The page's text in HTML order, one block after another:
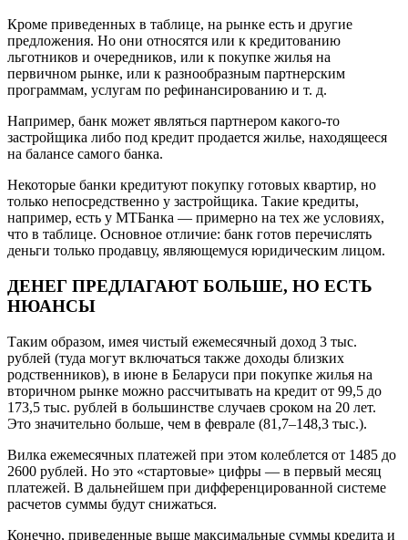
Кроме приведенных в таблице, на рынке есть и другие
предложения. Но они относятся или к кредитованию
льготников и очередников, или к покупке жилья на
первичном рынке, или к разнообразным партнерским
программам, услугам по рефинансированию и т. д.
Например, банк может являться партнером какого-то
застройщика либо под кредит продается жилье, находящееся
на балансе самого банка.
Некоторые банки кредитуют покупку готовых квартир, но
только непосредственно у застройщика. Такие кредиты,
например, есть у МТБанка — примерно на тех же условиях,
что в таблице. Основное отличие: банк готов перечислять
деньги только продавцу, являющемуся юридическим лицом.
ДЕНЕГ ПРЕДЛАГАЮТ БОЛЬШЕ, НО ЕСТЬ
НЮАНСЫ
Таким образом, имея чистый ежемесячный доход 3 тыс.
рублей (туда могут включаться также доходы близких
родственников), в июне в Беларуси при покупке жилья на
вторичном рынке можно рассчитывать на кредит от 99,5 до
173,5 тыс. рублей в большинстве случаев сроком на 20 лет.
Это значительно больше, чем в феврале (81,7–148,3 тыс.).
Вилка ежемесячных платежей при этом колеблется от 1485 до
2600 рублей. Но это «стартовые» цифры — в первый месяц
платежей. В дальнейшем при дифференцированной системе
расчетов суммы будут снижаться.
Конечно, приведенные выше максимальные суммы кредита и